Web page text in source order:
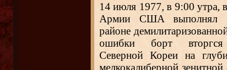
14 июля 1977, в 9:00 утра,
Армии США выполнял
районе
ошибки борт
Северной Кореи на
мелкокалиберной